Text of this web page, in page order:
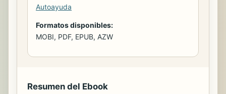
Autoayuda
Formatos disponibles:
MOBI, PDF, EPUB, AZW
Resumen del Ebook